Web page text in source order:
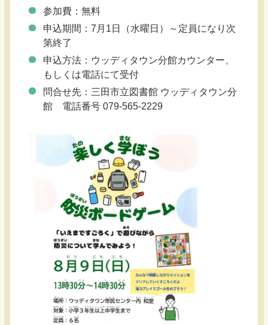
参加費：無料
申込期間：7月1日（水曜日）～定員になり次
第終了
申込方法：ウッディタウン分館カウンター、
もしくは電話にて受付
問合せ先：三田市立図書館 ウッディタウン分
館 電話番号 079-565-2229